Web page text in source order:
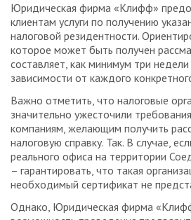
Юридическая фирма «Клифф»
клиентам услуги по получению
налоговой резидентности.
которое может быть получен
составляет, как минимум три
зависимости от каждого
Важно отметить, что налоговые
значительно ужесточили
компаниям, желающим получить
налоговую справку. Так. В случае,
реального офиса на территории
– гарантировать, что такая
необходимый сертификат не
Однако, Юридическая фирма